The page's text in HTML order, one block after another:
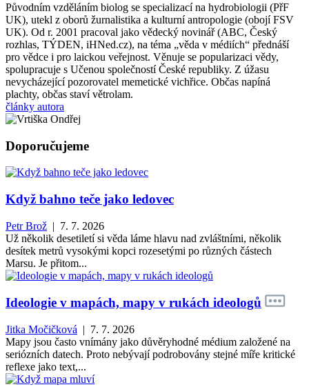
Původním vzděláním biolog se specializací na hydrobiologii (PřF
UK), utekl z oborů žurnalistika a kulturní antropologie (obojí FSV
UK). Od r. 2001 pracoval jako vědecký novinář (ABC, Český
rozhlas, TÝDEN, iHNed.cz), na téma „věda v médiích“ přednáší
pro vědce i pro laickou veřejnost. Věnuje se popularizaci vědy,
spolupracuje s Učenou společností České republiky. Z úžasu
nevycházející pozorovatel memetické vichřice. Občas napíná
plachty, občas staví větrolam.
články autora
Doporučujeme
Když bahno teče jako ledovec
Petr Brož | 7. 7. 2026
Už několik desetiletí si věda láme hlavu nad zvláštními, několik
desítek metrů vysokými kopci rozesetými po různých částech
Marsu. Je přitom...
Ideologie v mapách, mapy v rukách ideologů
Jitka Močičková | 7. 7. 2026
Mapy jsou často vnímány jako důvěryhodné médium založené na
seriózních datech. Proto nebývají podrobovány stejné míře kritické
reflexe jako text,...